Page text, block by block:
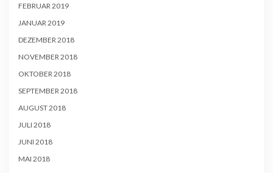
FEBRUAR 2019
JANUAR 2019
DEZEMBER 2018
NOVEMBER 2018
OKTOBER 2018
SEPTEMBER 2018
AUGUST 2018
JULI 2018
JUNI 2018
MAI 2018